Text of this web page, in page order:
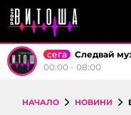
сега
Следвай
00:00 - 08:00
НАЧАЛО НОВИНИ